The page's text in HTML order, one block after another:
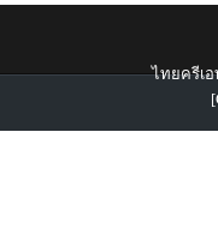
ไทยครีเอ
[